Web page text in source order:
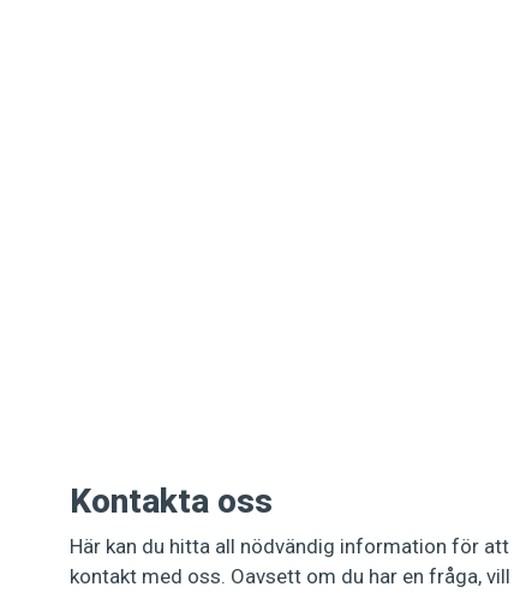
Kontakta oss
Här kan du hitta all nödvändig information för att
kontakt med oss. Oavsett om du har en fråga,